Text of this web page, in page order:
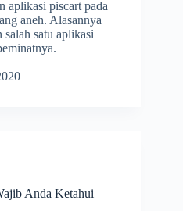
aplikasi piscart pada
aneh. Alasannya
satu aplikasi
Anda Ketahui